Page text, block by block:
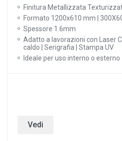
Finitura Metallizzata
Formato 1200x610 mm |
Spessore 1.6mm
Adatto a lavorazioni con Laser
caldo | Serigrafia | Stampa UV
Ideale per uso interno o esterno
Vedi